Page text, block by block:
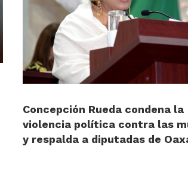
Concepción Rueda condena la
violencia política contra las
y respalda a diputadas de